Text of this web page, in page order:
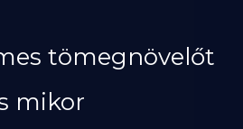
tömegnövelőt
mikor